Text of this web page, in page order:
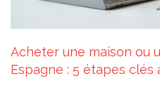
Acheter une maison ou
Espagne : 5 étapes